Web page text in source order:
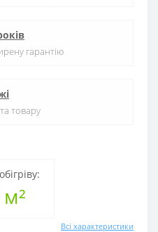
Всі характеристики
гарантію
товару